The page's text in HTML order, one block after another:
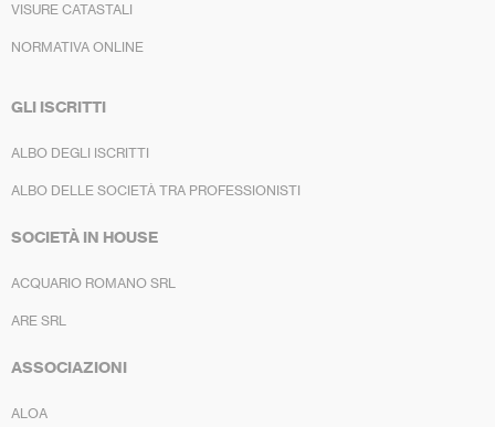
VISURE CATASTALI
NORMATIVA ONLINE
GLI ISCRITTI
ALBO DEGLI ISCRITTI
ALBO DELLE SOCIETÀ TRA PROFESSIONISTI
SOCIETÀ IN HOUSE
ACQUARIO ROMANO SRL
ARE SRL
ASSOCIAZIONI
ALOA